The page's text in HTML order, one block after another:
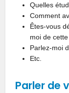
Quelles
Comment
Êtes-vous
moi de
Parlez-moi
Etc.
Parler de